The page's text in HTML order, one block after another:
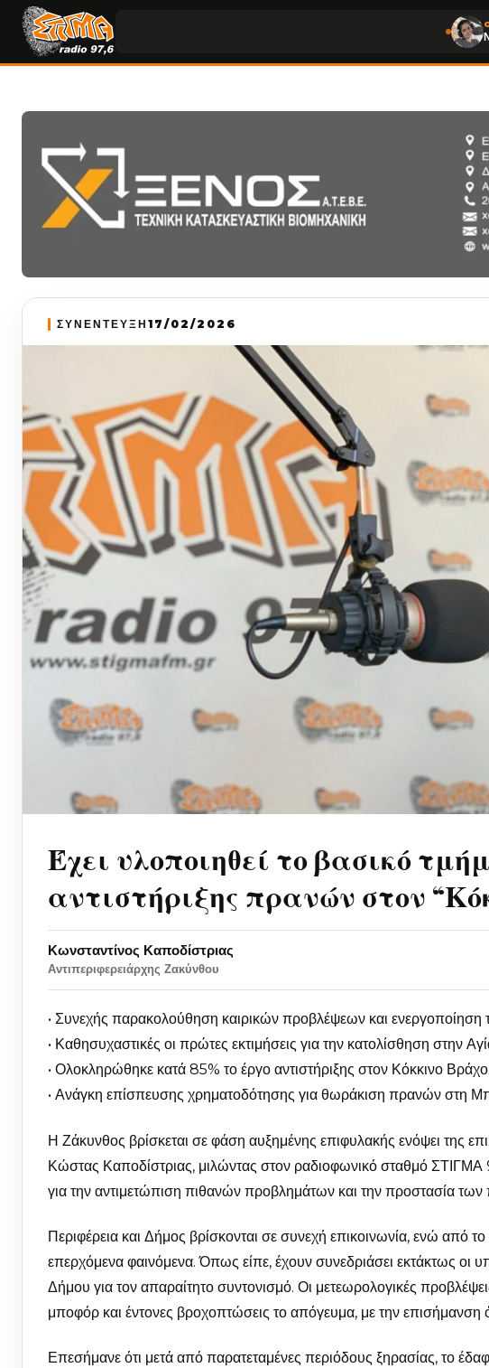
ΣΥΝΕΝΤΕΥΞΗ 17/02/2026
Έχει υλοποιηθεί το βασικό
αντιστήριξης πρανών στον
Κωνσταντίνος Καποδίστριας
Αντιπεριφερειάρχης Ζακύνθου
• Συνεχής παρακολούθηση καιρικών προβλέψεων και ενεργοποίηση
• Καθησυχαστικές οι πρώτες εκτιμήσεις για την κατολίσθηση στην
• Ολοκληρώθηκε κατά 85% το έργο αντιστήριξης στον Κόκκινο Βράχο.
• Ανάγκη επίσπευσης χρηματοδότησης για θωράκιση πρανών στη
Η Ζάκυνθος βρίσκεται σε φάση αυξημένης επιφυλακής ενόψει της
Κώστας Καποδίστριας, μιλώντας στον ραδιοφωνικό σταθμό ΣΤΙΓΜΑ
για την αντιμετώπιση πιθανών προβλημάτων και την προστασία των
Περιφέρεια και Δήμος βρίσκονται σε συνεχή επικοινωνία, ενώ από
επερχόμενα φαινόμενα. Όπως είπε, έχουν συνεδριάσει εκτάκτως οι
Δήμου για τον απαραίτητο συντονισμό. Οι μετεωρολογικές
μποφόρ και έντονες βροχοπτώσεις το απόγευμα, με την επισήμανση
Επεσήμανε ότι μετά από παρατεταμένες περιόδους ξηρασίας, το